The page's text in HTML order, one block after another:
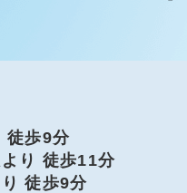
徒歩9分
り 徒歩11分
徒歩9分